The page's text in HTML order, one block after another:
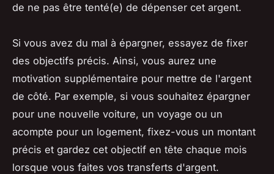
de ne pas être tenté(e) de dépenser cet argent.
Si vous avez du mal à épargner, essayez de fixer
des objectifs précis. Ainsi, vous aurez une
motivation supplémentaire pour mettre de l'argent
de côté. Par exemple, si vous souhaitez épargner
pour une nouvelle voiture, un voyage ou un
acompte pour un logement, fixez-vous un montant
précis et gardez cet objectif en tête chaque mois
lorsque vous faites vos transferts d'argent.